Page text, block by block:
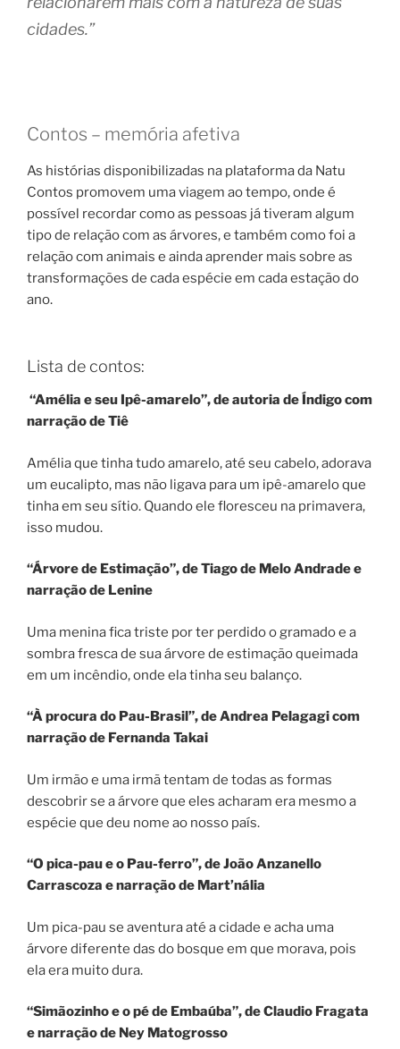
cidades.”
Contos – memória afetiva
As histórias disponibilizadas na plataforma da Natu
Contos promovem uma viagem ao tempo, onde é
possível recordar como as pessoas já tiveram algum
tipo de relação com as árvores, e também como foi a
relação com animais e ainda aprender mais sobre as
transformações de cada espécie em cada estação do
ano.
Lista de contos:
“Amélia e seu Ipê-amarelo”, de autoria de Índigo com
narração de Tiê
Amélia que tinha tudo amarelo, até seu cabelo, adorava
um eucalipto, mas não ligava para um ipê-amarelo que
tinha em seu sítio. Quando ele floresceu na primavera,
isso mudou.
“Árvore de Estimação”, de Tiago de Melo Andrade e
narração de Lenine
Uma menina fica triste por ter perdido o gramado e a
sombra fresca de sua árvore de estimação queimada
em um incêndio, onde ela tinha seu balanço.
“À procura do Pau-Brasil”, de Andrea Pelagagi com
narração de Fernanda Takai
Um irmão e uma irmã tentam de todas as formas
descobrir se a árvore que eles acharam era mesmo a
espécie que deu nome ao nosso país.
“O pica-pau e o Pau-ferro”, de João Anzanello
Carrascoza e narração de Mart’nália
Um pica-pau se aventura até a cidade e acha uma
árvore diferente das do bosque em que morava, pois
ela era muito dura.
“Simãozinho e o pé de Embaúba”, de Claudio Fragata
e narração de Ney Matogrosso